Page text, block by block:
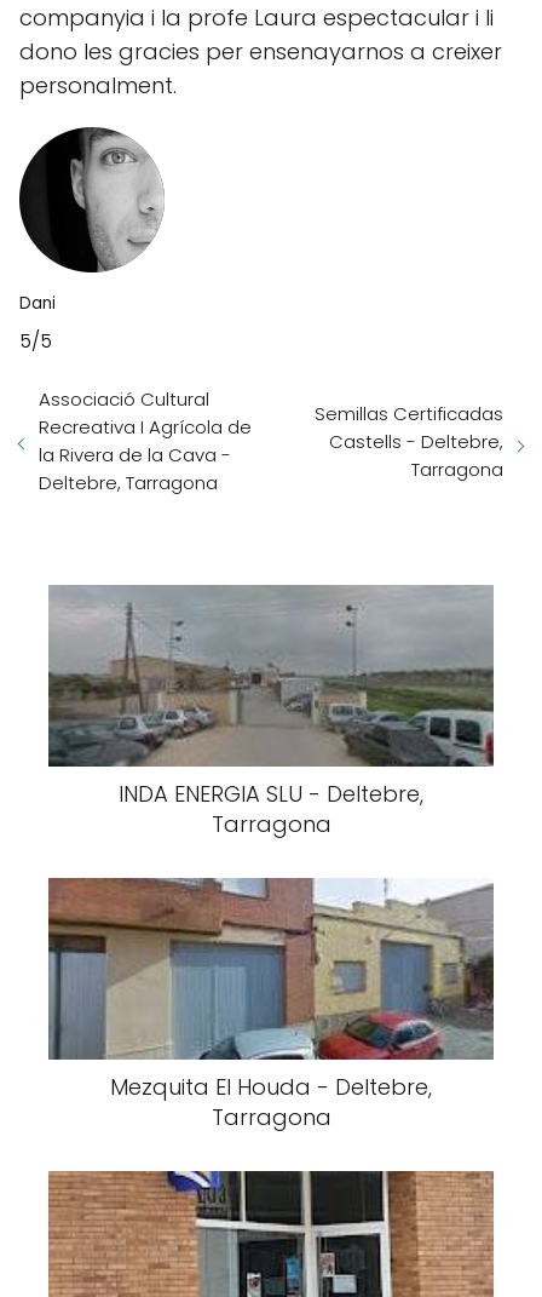
companyia i la profe Laura espectacular i li
dono les gracies per ensenayarnos a creixer
personalment.
Dani
5/5
Associació Cultural
Recreativa I Agrícola de
la Rivera de la Cava -
Deltebre, Tarragona
Semillas Certificadas
Castells - Deltebre,
Tarragona
INDA ENERGIA SLU - Deltebre,
Tarragona
Mezquita El Houda - Deltebre,
Tarragona